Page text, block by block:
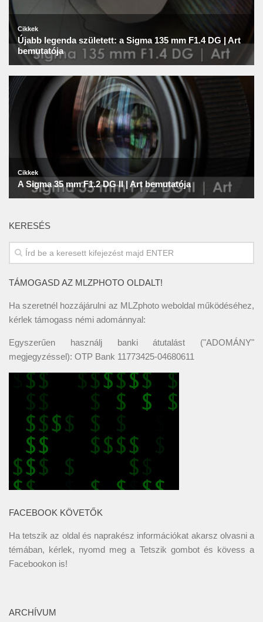
KERESÉS
TÁMOGASD AZ MLZPHOTO OLDALT!
Ha szeretnél hozzájárulni az MLZphoto weboldal működéséhez,
kérlek támogass némi adománnyal:
Egyszerűen használj banki átutalást ("ADOMÁNY"
megjegyzéssel): OTP Bank 11773425-04680611
FACEBOOK KÖVETŐK
Ha tetszik az oldal és naprakész információkat akarsz olvasni a
témában, kérlek, nyomd meg a Tetszik gombot és kövess a
Facebookon is!
ARCHÍVUM